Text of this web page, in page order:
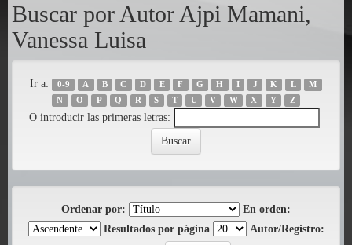
Buscar por Autor Ajpi Mamani,
Vanessa Luisa
Ir a: 0-9 A B C D E F G H I J K L
M
N
O P Q R S T U V W X Y Z
O introducir las primeras letras:
Ordenar por:
En orden:
Resultados por página
Autor/Registro: